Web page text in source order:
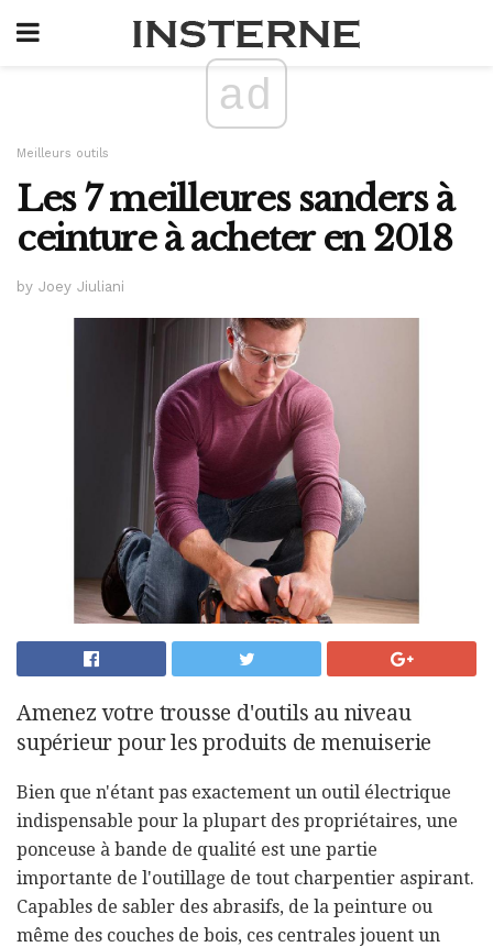
ad
Meilleurs outils
Les 7 meilleures sanders à
ceinture à acheter en 2018
by Joey Jiuliani
Amenez votre trousse d'outils au niveau
supérieur pour les produits de menuiserie
Bien que n'étant pas exactement un outil électrique
indispensable pour la plupart des propriétaires, une
ponceuse à bande de qualité est une partie
importante de l'outillage de tout charpentier aspirant.
Capables de sabler des abrasifs, de la peinture ou
même des couches de bois, ces centrales jouent un